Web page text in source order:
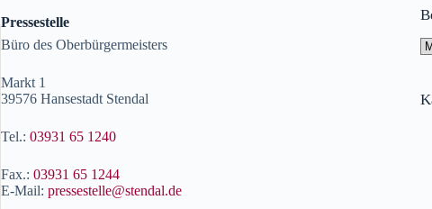
Pressestelle
Büro des Oberbürgermeisters
Markt 1
39576 Hansestadt Stendal
Tel.:03931 65 1240
Fax.:03931 65 1244
E-Mail:pressestelle@stendal.de